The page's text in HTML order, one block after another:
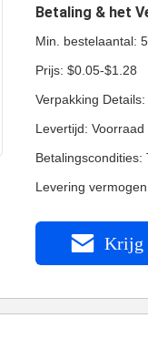
Betaling & het
Min. bestelaantal:
Prijs: $0.05-$1.28
Verpakking
Levertijd: Voorraad
Betalingscondities:
Levering
Krijg